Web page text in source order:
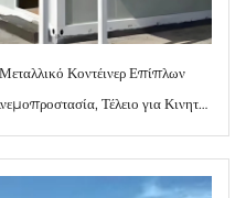
Κοντέινερ Επίπλων
Τέλειο για Κινητή